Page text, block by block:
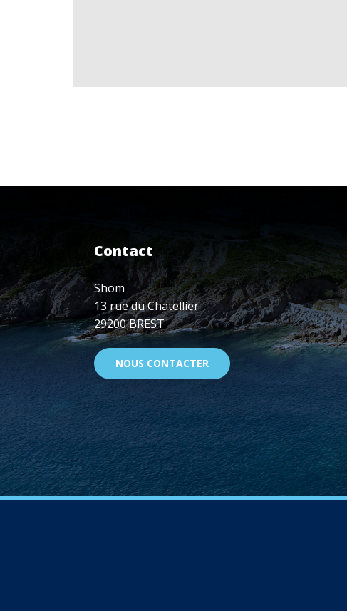
Contact
Shom
13 rue du Chatellier
29200 BREST
NOUS CONTACTER